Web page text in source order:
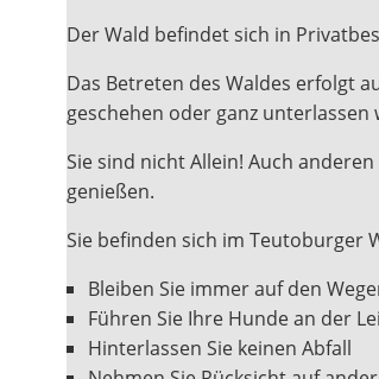
Der Wald befindet sich in
Das Betreten des Waldes erfolgt
geschehen oder ganz unterlassen
Sie sind nicht Allein! Auch
genießen.
Sie befinden sich im Teutoburger
Bleiben Sie immer auf den
Führen Sie Ihre Hunde an der
Hinterlassen Sie keinen Abfall